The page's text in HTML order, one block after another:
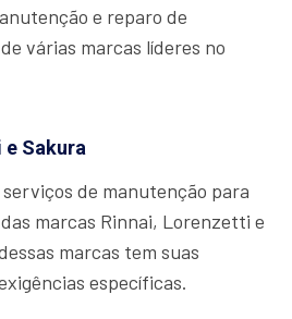
e reparo de
várias marcas líderes no
Sakura
de manutenção para
marcas Rinnai, Lorenzetti e
marcas tem suas
específicas.